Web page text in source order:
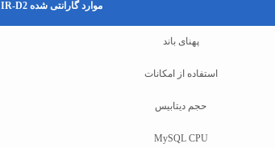
موارد گارانتی شده IR-D2
پهنای باند
استفاده از امکانات
حجم دیتابیس
MySQL CPU